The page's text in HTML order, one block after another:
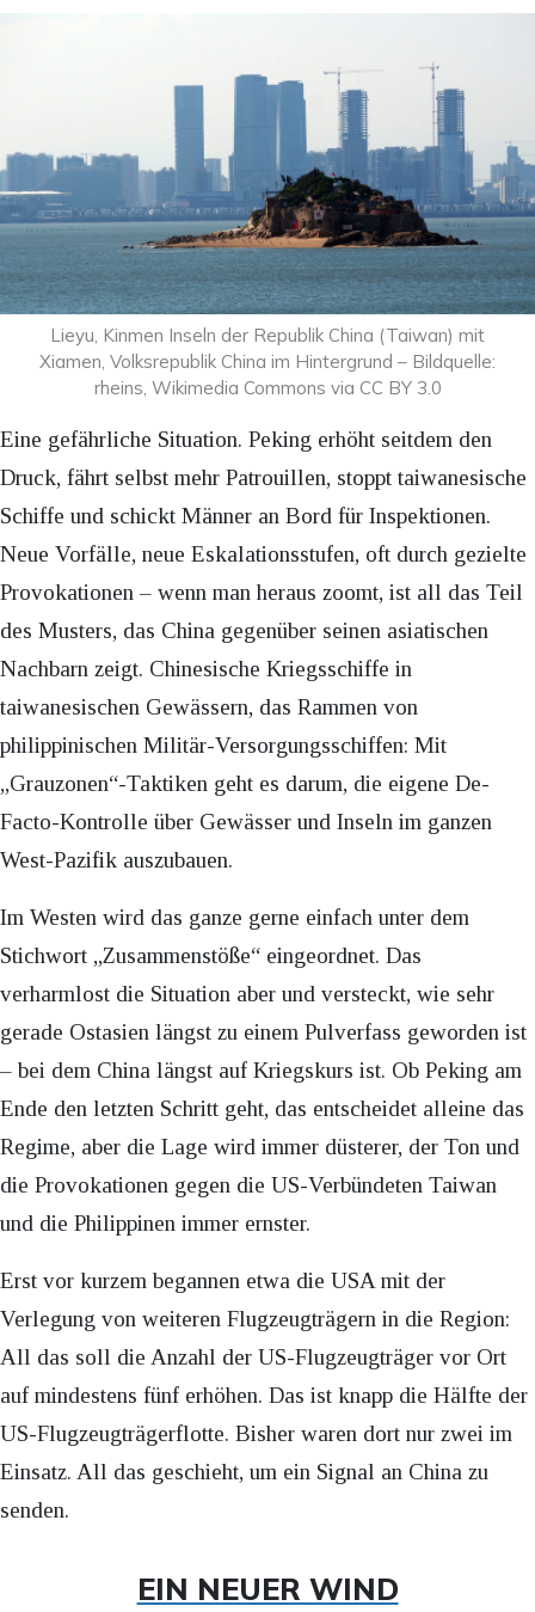
Lieyu, Kinmen Inseln der Republik China (Taiwan) mit
Xiamen, Volksrepublik China im Hintergrund – Bildquelle:
rheins, Wikimedia Commons via CC BY 3.0
Eine gefährliche Situation. Peking erhöht seitdem den
Druck, fährt selbst mehr Patrouillen, stoppt taiwanesische
Schiffe und schickt Männer an Bord für Inspektionen.
Neue Vorfälle, neue Eskalationsstufen, oft durch gezielte
Provokationen – wenn man heraus zoomt, ist all das Teil
des Musters, das China gegenüber seinen asiatischen
Nachbarn zeigt. Chinesische Kriegsschiffe in
taiwanesischen Gewässern, das Rammen von
philippinischen Militär-Versorgungsschiffen: Mit
„Grauzonen“-Taktiken geht es darum, die eigene De-
Facto-Kontrolle über Gewässer und Inseln im ganzen
West-Pazifik auszubauen.
Im Westen wird das ganze gerne einfach unter dem
Stichwort „Zusammenstöße“ eingeordnet. Das
verharmlost die Situation aber und versteckt, wie sehr
gerade Ostasien längst zu einem Pulverfass geworden ist
– bei dem China längst auf Kriegskurs ist. Ob Peking am
Ende den letzten Schritt geht, das entscheidet alleine das
Regime, aber die Lage wird immer düsterer, der Ton und
die Provokationen gegen die US-Verbündeten Taiwan
und die Philippinen immer ernster.
Erst vor kurzem begannen etwa die USA mit der
Verlegung von weiteren Flugzeugträgern in die Region:
All das soll die Anzahl der US-Flugzeugträger vor Ort
auf mindestens fünf erhöhen. Das ist knapp die Hälfte der
US-Flugzeugträgerflotte. Bisher waren dort nur zwei im
Einsatz. All das geschieht, um ein Signal an China zu
senden.
EIN NEUER WIND